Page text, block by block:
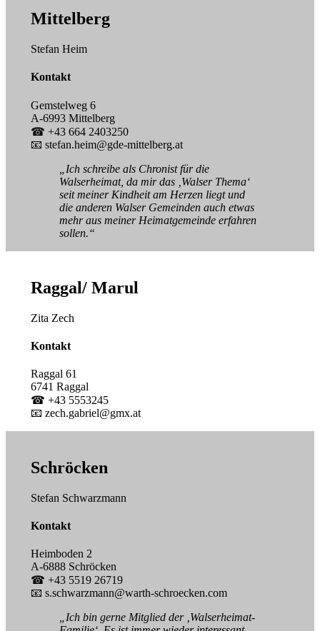
Mittelberg
Stefan Heim
Kontakt
Gemstelweg 6
A-6993 Mittelberg
☎ +43 664 2403250
📧 stefan.heim@gde-mittelberg.at
„Ich schreibe als Chronist für die
Walserheimat, da mir das ‚Walser Thema‘
seit meiner Kindheit am Herzen liegt und
die anderen Walser Gemeinden auch etwas
mehr aus meiner Heimatgemeinde erfahren
sollen.“
Raggal/ Marul
Zita Zech
Kontakt
Raggal 61
6741 Raggal
☎ +43 5553245
📧 zech.gabriel@gmx.at
Schröcken
Stefan Schwarzmann
Kontakt
Heimboden 2
A-6888 Schröcken
☎ +43 5519 26719
📧 s.schwarzmann@warth-schroecken.com
„Ich bin gerne Mitglied der ‚Walserheimat-